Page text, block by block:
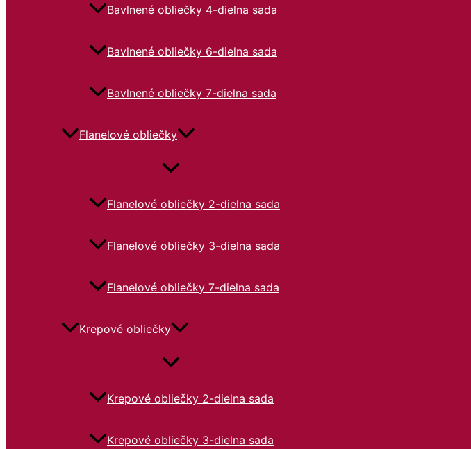
Bavlnené obliečky 4-dielna sada
Bavlnené obliečky 6-dielna sada
Bavlnené obliečky 7-dielna sada
Flanelové obliečky
Flanelové obliečky 2-dielna sada
Flanelové obliečky 3-dielna sada
Flanelové obliečky 7-dielna sada
Krepové obliečky
Krepové obliečky 2-dielna sada
Krepové obliečky 3-dielna sada